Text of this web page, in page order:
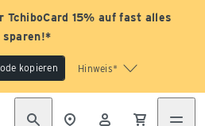
TchiboCard 15% auf fast alles
sparen!*
kopieren Hinweis*